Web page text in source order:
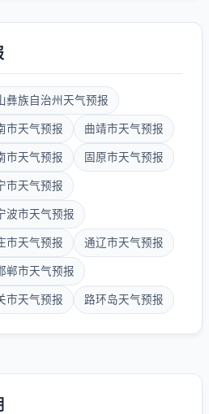
彝族自治州天气预报
市天气预报 曲靖市天气预报
市天气预报 固原市天气预报
市天气预报
波市天气预报
市天气预报 通辽市天气预报
郸市天气预报
市天气预报 路环岛天气预报